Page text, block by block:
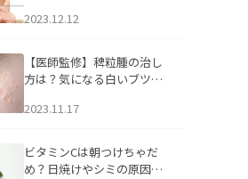
2023.12.12
【医師監修】稗粒腫の治し
方は？気になる白いブツブ
アについて
2023.11.17
ビタミンCは朝つけちゃだ
め？日焼けやシミの原因に